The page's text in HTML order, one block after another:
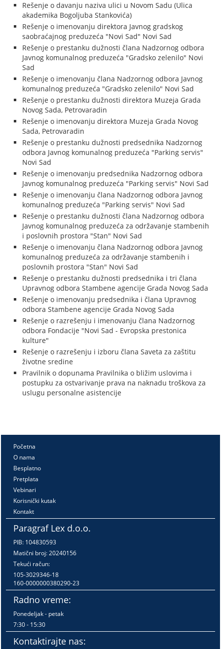
Rešenje o davanju naziva ulici u Novom Sadu (Ulica
akademika Bogoljuba Stankovića)
Rešenje o imenovanju direktora Javnog gradskog
saobraćajnog preduzeća "Novi Sad" Novi Sad
Rešenje o prestanku dužnosti člana Nadzornog odbora
Javnog komunalnog preduzeća "Gradsko zelenilo" Novi
Sad
Rešenje o imenovanju člana Nadzornog odbora Javnog
komunalnog preduzeća "Gradsko zelenilo" Novi Sad
Rešenje o prestanku dužnosti direktora Muzeja Grada
Novog Sada, Petrovaradin
Rešenje o imenovanju direktora Muzeja Grada Novog
Sada, Petrovaradin
Rešenje o prestanku dužnosti predsednika Nadzornog
odbora Javnog komunalnog preduzeća "Parking servis"
Novi Sad
Rešenje o imenovanju predsednika Nadzornog odbora
Javnog komunalnog preduzeća "Parking servis" Novi Sad
Rešenje o imenovanju člana Nadzornog odbora Javnog
komunalnog preduzeća "Parking servis" Novi Sad
Rešenje o prestanku dužnosti člana Nadzornog odbora
Javnog komunalnog preduzeća za održavanje stambenih
i poslovnih prostora "Stan" Novi Sad
Rešenje o imenovanju člana Nadzornog odbora Javnog
komunalnog preduzeća za održavanje stambenih i
poslovnih prostora "Stan" Novi Sad
Rešenje o prestanku dužnosti predsednika i tri člana
Upravnog odbora Stambene agencije Grada Novog Sada
Rešenje o imenovanju predsednika i člana Upravnog
odbora Stambene agencije Grada Novog Sada
Rešenje o razrešenju i imenovanju člana Nadzornog
odbora Fondacije "Novi Sad - Evropska prestonica
kulture"
Rešenje o razrešenju i izboru člana Saveta za zaštitu
životne sredine
Pravilnik o dopunama Pravilnika o bližim uslovima i
postupku za ostvarivanje prava na naknadu troškova za
uslugu personalne asistencije
Početna
O nama
Besplatno
Pretplata
Vebinari
Korisnički kutak
Kontakt
Paragraf Lex d.o.o.
PIB: 104830593
Matični broj: 20240156
Tekući račun:
105-3029346-18
160-0000000380290-23
Radno vreme:
Ponedeljak - petak
7:30 - 15:30
Kontaktirajte nas: